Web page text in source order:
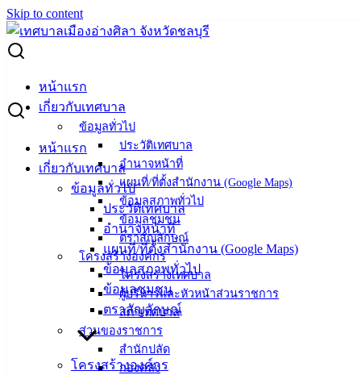
Skip to content
หน้าแรก
เกี่ยวกับเทศบาล
ข้อมูลทั่วไป
ประวัติเทศบาล
อำนาจหน้าที่
แผนที่/ที่ตั้งสำนักงาน (Google Maps)
ข้อมูลสภาพทั่วไป
ข้อมูลชุมชน
ตราสัญลักษณ์
โครงสร้างองค์กร
โครงสร้างเทศบาล
ผู้บริหารและหัวหน้าส่วนราชการ
สภาเทศบาล
ส่วนของราชการ
สำนักปลัด
กองคลัง
หน้าแรก
เกี่ยวกับเทศบาล
ข้อมูลทั่วไป
ประวัติเทศบาล
อำนาจหน้าที่
แผนที่/ที่ตั้งสำนักงาน (Google Maps)
ข้อมูลสภาพทั่วไป
ข้อมูลชุมชน
ตราสัญลักษณ์
โครงสร้างองค์กร
Search for:
ผู้ชนะการเสนอราคา จ้างจัดทำรายงานผลการดำเนินงานของ
ทม.อ่างศิลา
ผู้ชนะการเสนอราคา จ้างจัดทำรายงานผล
การดำเนินงานของ ทม.อ่างศิลา
พฤศจิกายน 20, 2023มกราคม 3, 2024
ประกาศผู้ชนะ
จ้างจัดทำรายงานผลการดำเนินงาน
เมืองอ่าง